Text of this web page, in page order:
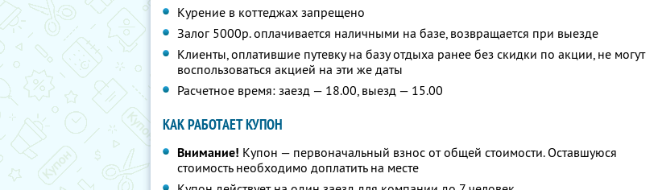
Курение в коттеджах запрещено
Залог 5000р. оплачивается наличными на базе, возвращается при выезде
Клиенты, оплатившие путевку на базу отдыха ранее без скидки по акции, не могут
воспользоваться акцией на эти же даты
Расчетное время: заезд — 18.00, выезд — 15.00
КАК РАБОТАЕТ КУПОН
Внимание! Купон — первоначальный взнос от общей стоимости. Оставшуюся
стоимость необходимо доплатить на месте